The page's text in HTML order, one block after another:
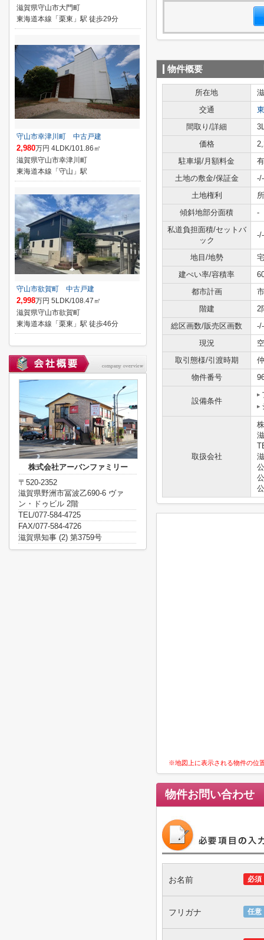
物件概要
所在地
交通
間取り/詳細
価格
駐車場/月額料金
土地の敷金/保証金
-/-
土地権利
傾斜地部分面積
-
私道負担面積/セットバ
ック
-/-
地目/地勢
建ぺい率/容積率
都市計画
階建
2
総区画数/販売区画数
-/-
現況
取引態様/引渡時期
物件番号
設備条件
取扱会社
※地図上に表示される物件の位
物件お問い合わせ
必須
お名前
任意
フリガナ
滋賀県守山市大門町
東海道本線「栗東」駅 徒歩29分
守山市幸津川町 中古戸建
2,980万円 4LDK/101.86㎡
滋賀県守山市幸津川町
東海道本線「守山」駅
守山市欲賀町 中古戸建
2,998万円 5LDK/108.47㎡
滋賀県守山市欲賀町
東海道本線「栗東」駅 徒歩46分
株式会社アーバンファミリー
〒520-2352
滋賀県野洲市冨波乙690-6 ヴァ
ン・ドゥビル 2階
TEL/077-584-4725
FAX/077-584-4726
滋賀県知事 (2) 第3759号